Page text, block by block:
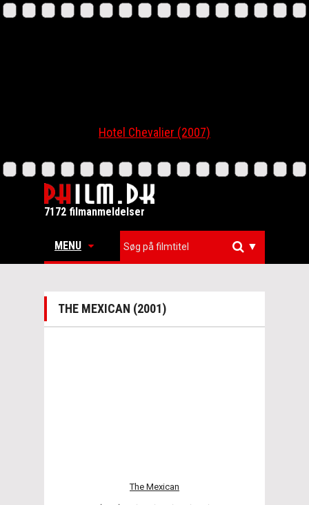
Hotel Chevalier (2007)
7172 filmanmeldelser
MENU ▼
THE MEXICAN (2001)
The Mexican